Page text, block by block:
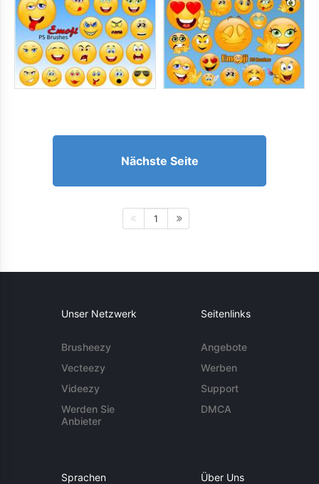
Nächste Seite
1
Unser Netzwerk
Brusheezy
Vecteezy
Videezy
Werden Sie
Anbieter
Seitenlinks
Angebote
Werben
Support
DMCA
Sprachen Über Uns